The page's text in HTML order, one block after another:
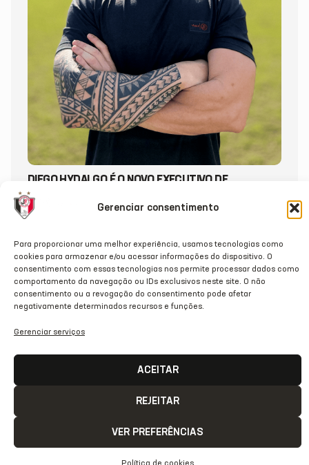
Gerenciar consentimento
Para proporcionar uma melhor experiência, usamos tecnologias como
cookies para armazenar e/ou acessar informações do dispositivo. O
consentimento com essas tecnologias nos permite processar dados como
comportamento da navegação ou IDs exclusivos neste site. O não
consentimento ou a revogação do consentimento pode afetar
negativamente determinados recursos e funções.
Gerenciar serviços
ACEITAR
REJEITAR
VER PREFERÊNCIAS
DIEGO HYDALGO É O NOVO EXECUTIVO DE
FUTEBOL DO JEC
20/07/2026